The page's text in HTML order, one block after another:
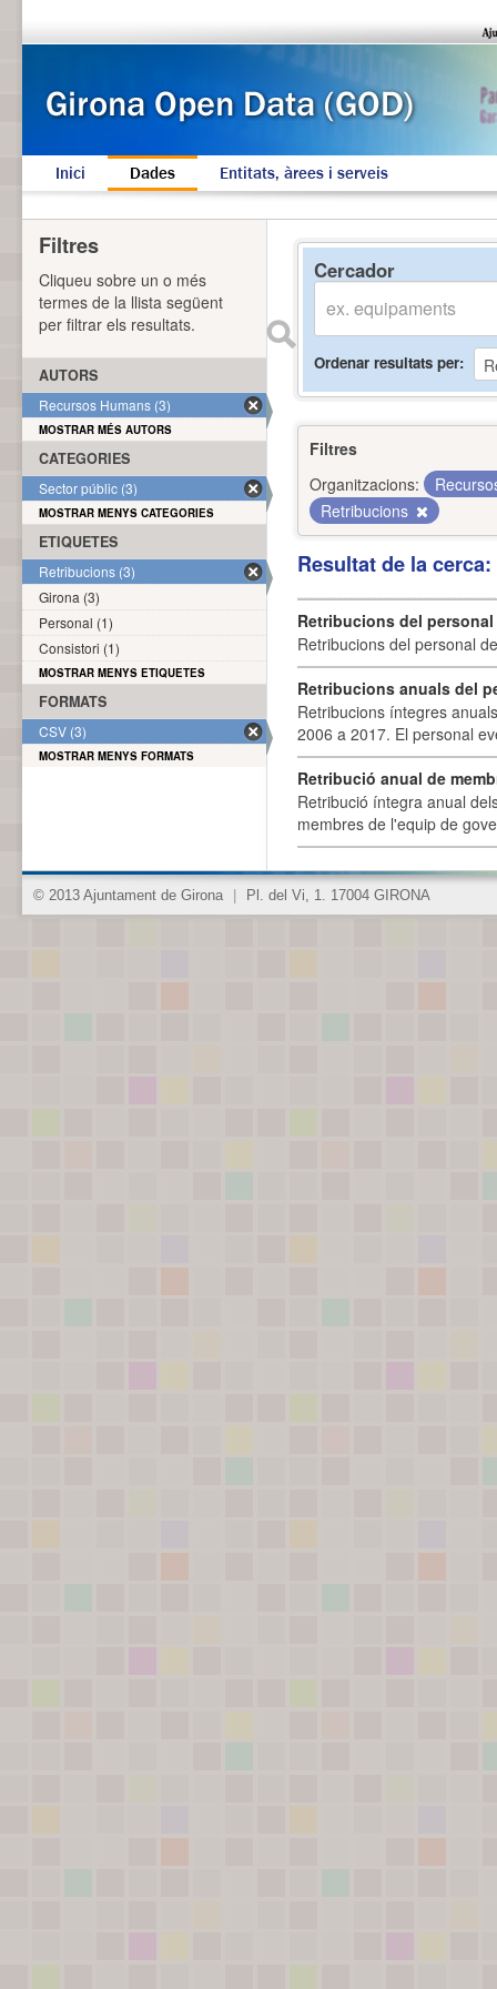
Inici Dades Entitats, àrees i serveis
Cercador
Ordenar resultats per
Filtres
Organitzacions:
Retribucions
Resultat de la
Retribucions del
Retribucions del personal
Retribucions anuals del
Retribucions íntegres
2006 a 2017. El personal
Retribució anual de
Retribució íntegra anual
membres de l'equip de
Filtres
Cliqueu sobre un o més
termes de la llista següent
per filtrar els resultats.
AUTORS
Recursos Humans (3)
MOSTRAR MÉS AUTORS
CATEGORIES
Sector públic (3)
MOSTRAR MENYS CATEGORIES
ETIQUETES
Retribucions (3)
Girona (3)
Personal (1)
Consistori (1)
MOSTRAR MENYS ETIQUETES
FORMATS
CSV (3)
MOSTRAR MENYS FORMATS
© 2013 Ajuntament de Girona Pl. del Vi, 1. 17004 GIRONA